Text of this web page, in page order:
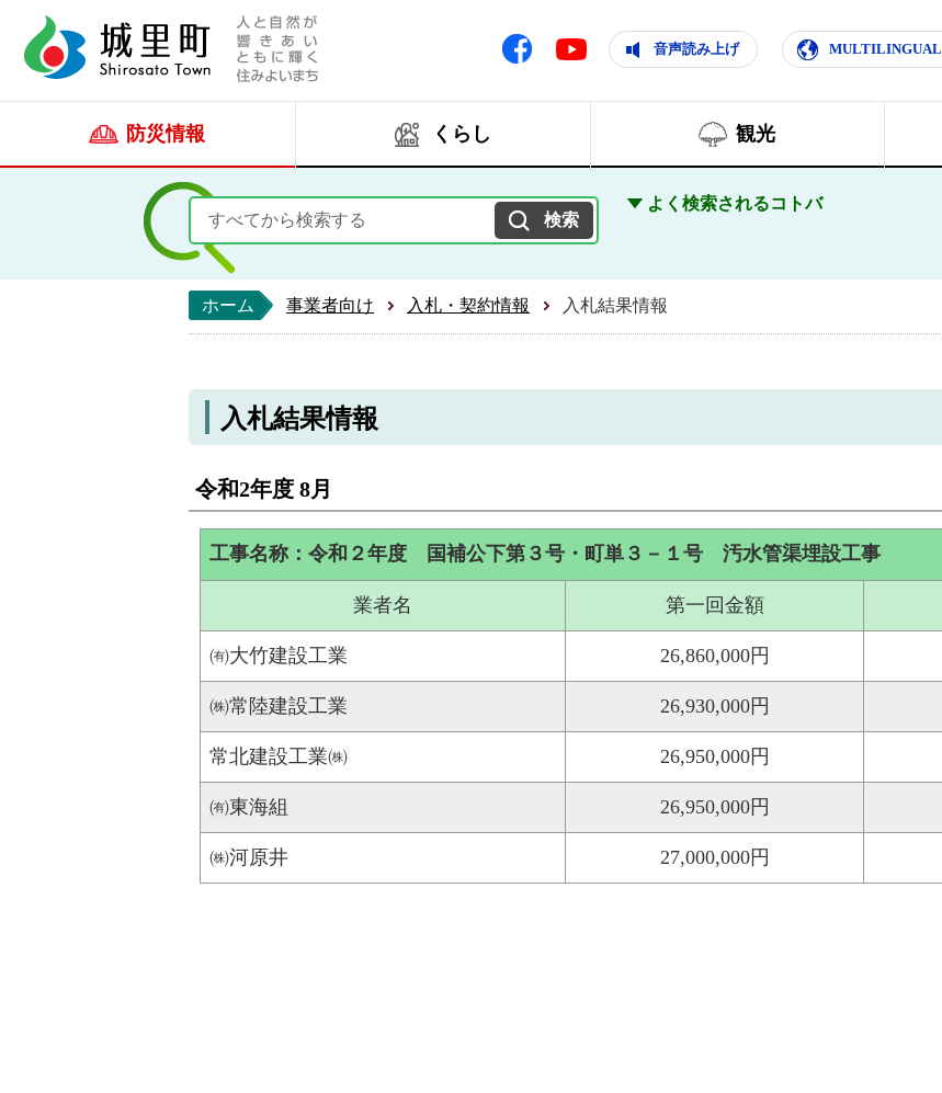
人と自然が響きあいともに輝く住みよいまち
Facebook Youtube 音声読み上げ MULTILINGUAL
防災情報 くらし 観光
よく検索されるコトバ
ホーム 事業者向け 入札・契約情報 入札結果情報
入札結果情報
令和2年度 8月
工事名称：令和２年度 国補公下第３号・町単３－１号 汚水管渠埋設工事
業者名 第一回金額
㈲大竹建設工業 26,860,000円
㈱常陸建設工業 26,930,000円
常北建設工業㈱ 26,950,000円
㈲東海組 26,950,000円
㈱河原井 27,000,000円